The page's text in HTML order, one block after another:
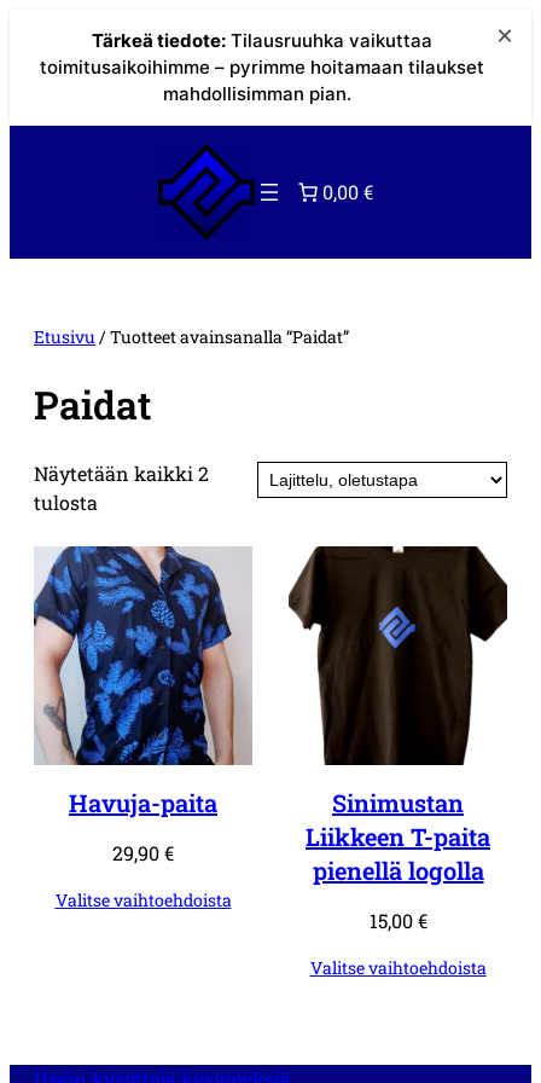
Tärkeä tiedote:Tilausruuhka vaikuttaa
toimitusaikoihimme – pyrimme hoitamaan tilaukset
mahdollisimman pian.
×
0,00 €
Etusivu / Tuotteet avainsanalla “Paidat”
Paidat
Näytetään kaikki 2
tulosta
Havuja-paita
29,90€
Valitse vaihtoehdoista
Sinimustan
Liikkeen T-paita
pienellä logolla
15,00€
Valitse vaihtoehdoista